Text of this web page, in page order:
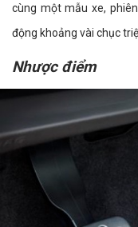
cùng một mẫu xe,
động khoảng vài chục
Nhược điểm